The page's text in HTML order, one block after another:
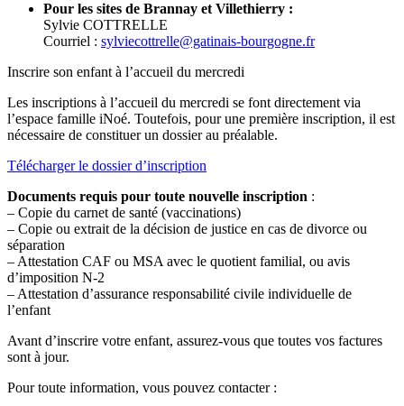
Pour les sites de Brannay et Villethierry :
Sylvie COTTRELLE
Courriel : sylviecottrelle@gatinais-bourgogne.fr
Inscrire son enfant à l’accueil du mercredi
Les inscriptions à l’accueil du mercredi se font directement via
l’espace famille iNoé. Toutefois, pour une première inscription, il est
nécessaire de constituer un dossier au préalable.
Télécharger le dossier d’inscription
Documents requis pour toute nouvelle inscription :
– Copie du carnet de santé (vaccinations)
– Copie ou extrait de la décision de justice en cas de divorce ou
séparation
– Attestation CAF ou MSA avec le quotient familial, ou avis
d’imposition N-2
– Attestation d’assurance responsabilité civile individuelle de
l’enfant
Avant d’inscrire votre enfant, assurez-vous que toutes vos factures
sont à jour.
Pour toute information, vous pouvez contacter :